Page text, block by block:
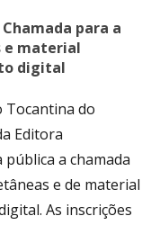
Chamada para a
e material
digital
Tocantina do
Editora
a chamada
e de material
As inscrições